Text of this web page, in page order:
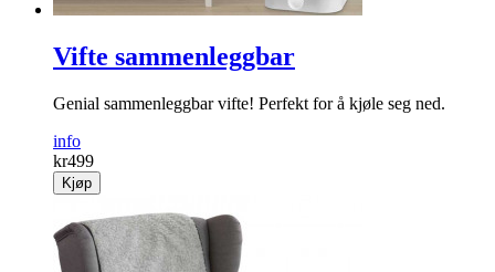
Vifte sammenleggbar
Genial sammenleggbar vifte! Perfekt for å kjøle seg ned.
info
kr499
Kjøp